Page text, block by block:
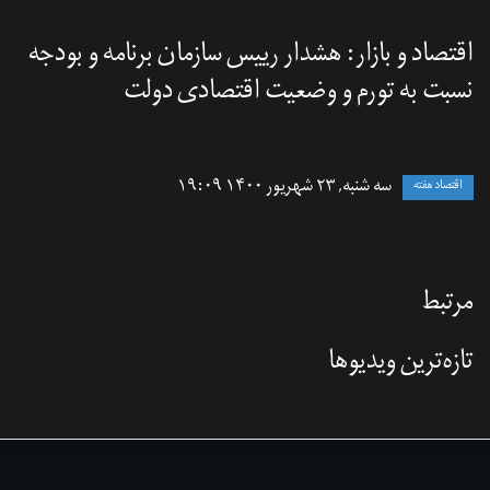
اقتصاد و بازار: هشدار رییس سازمان برنامه ‌و ‌بودجه
نسبت به تورم و وضعیت اقتصادی دولت
اقتصاد هفته سه شنبه, ۲۳ شهریور ۱۴۰۰ ۱۹:۰۹
مرتبط
تازه‌‌ترین ویدیوها